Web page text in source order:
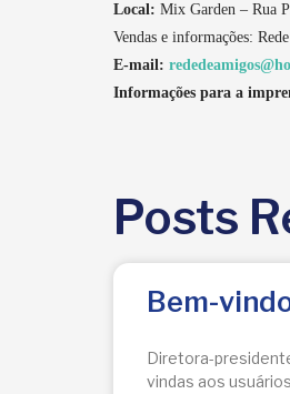
Local: Mix Garden – Rua
Vendas e informações:
E-mail:
Informações para a
Posts
Bem-
Diretora-
vindas aos